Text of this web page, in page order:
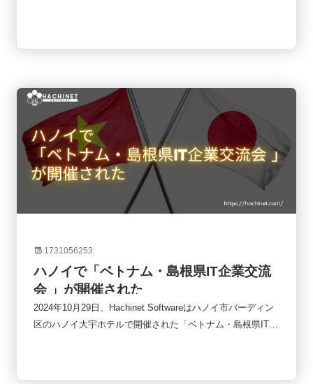
1731056253
ハノイで「ベトナム・島根県IT企業交流
会 」が開催された
2024年10月29日、Hachinet Softwareはハノイ市バーディン
区のハノイ大宇ホテルで開催された「ベトナム・島根県IT企